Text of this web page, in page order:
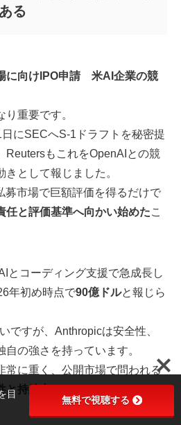
る
に向けIPO申請 米AI企業の競
重要です。
にSECへS-1ドラフトを秘密提
ReutersもこれをOpenAIとの競
として報じました。
募市場で巨額評価を得るだけで
任と評価基準へ向かい始めたこ
とコーディング支援で急成長し
年初め時点で90億ドルと報じら
ですが、Anthropicは安全性、
の強さを持っています。
常に重く、公開市場で問われる
と持続力
目
無料で視聴する